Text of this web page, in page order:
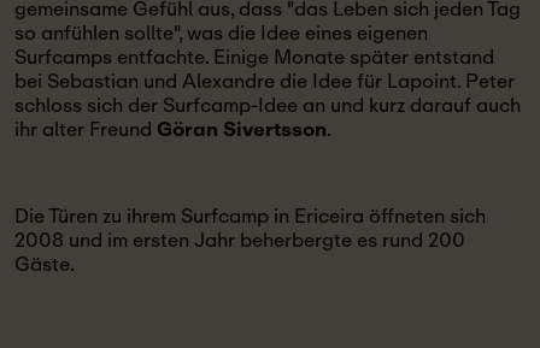
gemeinsame Gefühl aus, dass "das Leben sich jeden Tag
so anfühlen sollte", was die Idee eines eigenen
Surfcamps entfachte. Einige Monate später entstand
bei Sebastian und Alexandre die Idee für Lapoint. Peter
schloss sich der Surfcamp-Idee an und kurz darauf auch
ihr alter Freund Göran Sivertsson.
Die Türen zu ihrem Surfcamp in Ericeira öffneten sich
2008 und im ersten Jahr beherbergte es rund 200
Gäste.